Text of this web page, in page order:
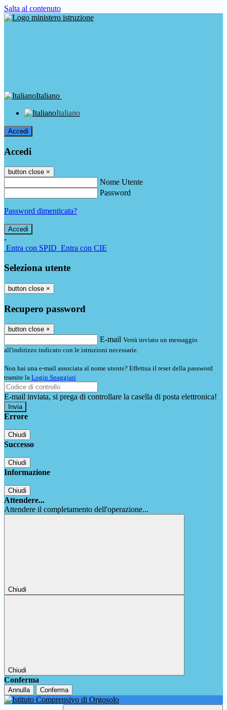
Salta al contenuto
Italiano
Italiano
Accedi
Accedi
button close ×
Nome Utente
Password
Password dimenticata?
-
Entra con SPID Entra con CIE
Seleziona utente
button close ×
Recupero password
button close ×
E-mail Verrà inviato un messaggio
all'indirizzo indicato con le istruzioni necessarie.
Non hai una e-mail associata al nome utente? Effettua il reset della password
tramite la Login Spaggiari
E-mail inviata, si prega di controllare la casella di posta elettronica!
Errore
Chiudi
Successo
Chiudi
Informazione
Chiudi
Attendere...
Attendere il completamento dell'operazione...
Chiudi
Chiudi
Conferma
Annulla Conferma